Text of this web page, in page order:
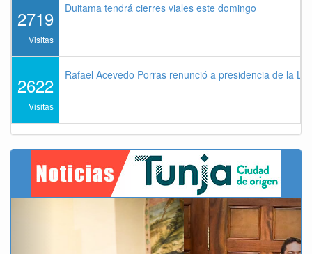
2719
Visitas
Duitama tendrá cierres viales este domingo
2622
Visitas
Rafael Acevedo Porras renunció a presidencia de la
Next